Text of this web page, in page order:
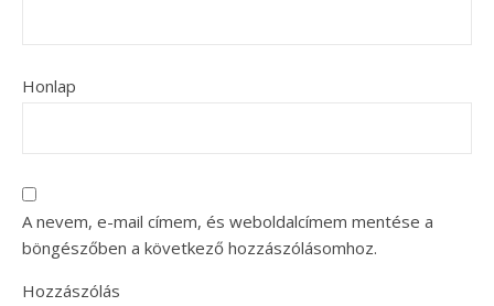
Honlap
A nevem, e-mail címem, és weboldalcímem mentése a
böngészőben a következő hozzászólásomhoz.
Hozzászólás